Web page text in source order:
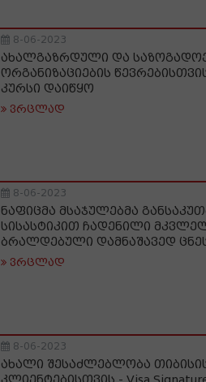
8-06-2023
ახალგაზრდული და
ორგანიზაციების
კურსი დაიწყო
ვრცლად
8-06-2023
ნაფიცმა მსაჯულებმა
სისასტიკით ჩადენილი
ბრალდებული დამნაშავედ
ვრცლად
8-06-2023
ახალი შესაძლებლობა